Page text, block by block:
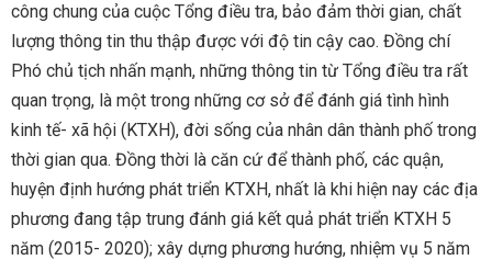
công chung của cuộc Tổng điều tra, bảo đảm thời gian, chất
lượng thông tin thu thập được với độ tin cậy cao. Đồng chí
Phó chủ tịch nhấn mạnh, những thông tin từ Tổng điều tra rất
quan trọng, là một trong những cơ sở để đánh giá tình hình
kinh tế- xã hội (KTXH), đời sống của nhân dân thành phố trong
thời gian qua. Đồng thời là căn cứ để thành phố, các quận,
huyện định hướng phát triển KTXH, nhất là khi hiện nay các địa
phương đang tập trung đánh giá kết quả phát triển KTXH 5
năm (2015- 2020); xây dựng phương hướng, nhiệm vụ 5 năm